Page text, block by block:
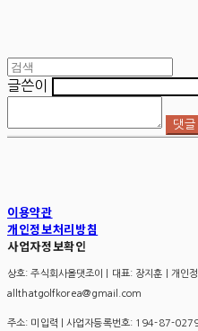
글쓴이
댓글
이용약관
개인정보처리방침
사업자정보확인
상호: 주식회사올댓조이 | 대표: 장지훈 | 개인
allthatgolfkorea@gmail.com
주소: 미입력 | 사업자등록번호: 194-87-